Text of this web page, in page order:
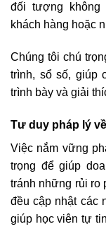
đối tượng không
khách hàng hoặc
Chúng tôi chú
trình, sổ số, giúp
trình bày và giải
Tư duy pháp lý
Việc nắm vững
trọng để giúp
tránh những rủi ro
đều cập nhật các
giúp học viên tự